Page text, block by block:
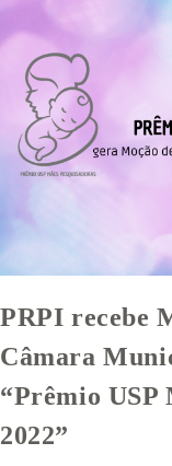
PRPI recebe
Câmara
“Prêmio USP
2022”